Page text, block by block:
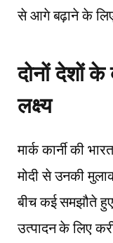
से आगे बढ़ाने के
दोनों देशों के
लक्ष्य
मार्क कार्नी की
मोदी से उनकी
बीच कई समझौते
उत्पादन के लिए